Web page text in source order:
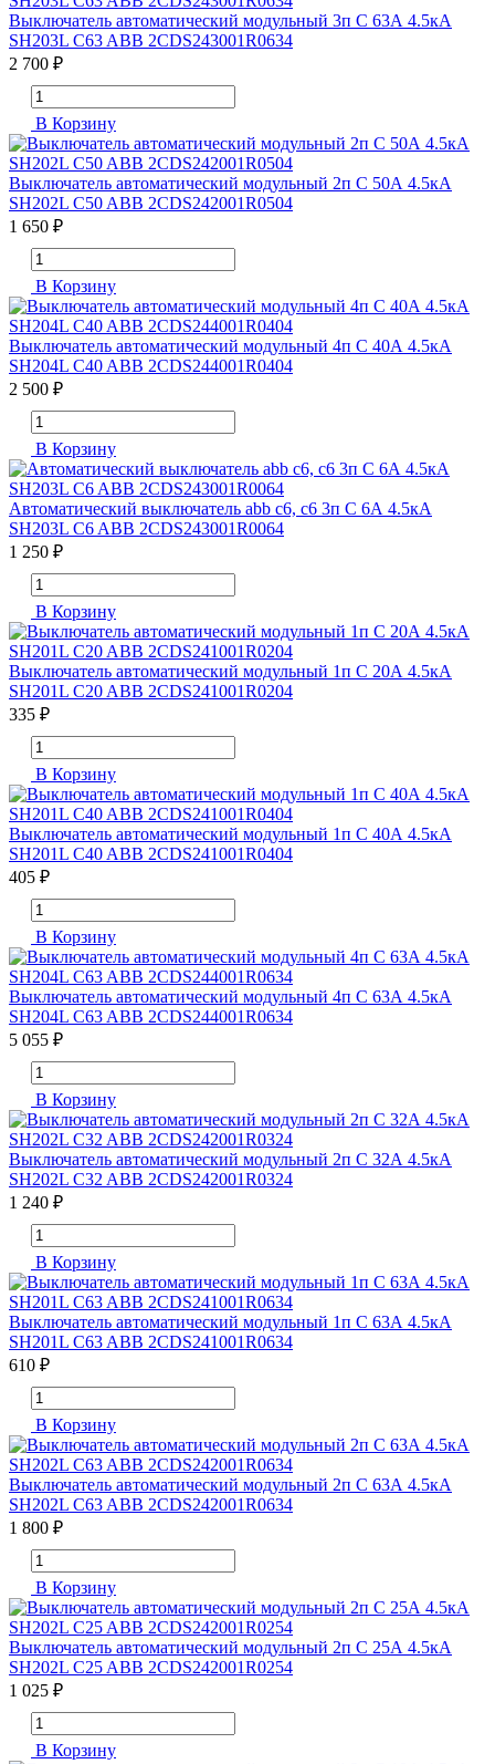
Выключатель автоматический модульный 3п C 63А 4.5кА
SH203L C63 ABB 2CDS243001R0634
2 700 ₽
В Корзину
Выключатель автоматический модульный 2п C 50А 4.5кА
SH202L C50 ABB 2CDS242001R0504
1 650 ₽
В Корзину
Выключатель автоматический модульный 4п C 40А 4.5кА
SH204L C40 ABB 2CDS244001R0404
2 500 ₽
В Корзину
Автоматический выключатель abb c6, c6 3п C 6А 4.5кА
SH203L C6 ABB 2CDS243001R0064
1 250 ₽
В Корзину
Выключатель автоматический модульный 1п C 20А 4.5кА
SH201L C20 ABB 2CDS241001R0204
335 ₽
В Корзину
Выключатель автоматический модульный 1п C 40А 4.5кА
SH201L C40 ABB 2CDS241001R0404
405 ₽
В Корзину
Выключатель автоматический модульный 4п C 63А 4.5кА
SH204L C63 ABB 2CDS244001R0634
5 055 ₽
В Корзину
Выключатель автоматический модульный 2п C 32А 4.5кА
SH202L C32 ABB 2CDS242001R0324
1 240 ₽
В Корзину
Выключатель автоматический модульный 1п C 63А 4.5кА
SH201L C63 ABB 2CDS241001R0634
610 ₽
В Корзину
Выключатель автоматический модульный 2п C 63А 4.5кА
SH202L C63 ABB 2CDS242001R0634
1 800 ₽
В Корзину
Выключатель автоматический модульный 2п C 25А 4.5кА
SH202L C25 ABB 2CDS242001R0254
1 025 ₽
В Корзину